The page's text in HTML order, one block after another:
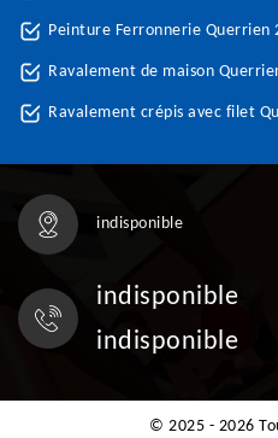
Peinture Ferronnerie Querrien
Ravalement de maison
Ravalement crépis avec filet
indisponible
indisponible
indisponible
© 2025 - 2026